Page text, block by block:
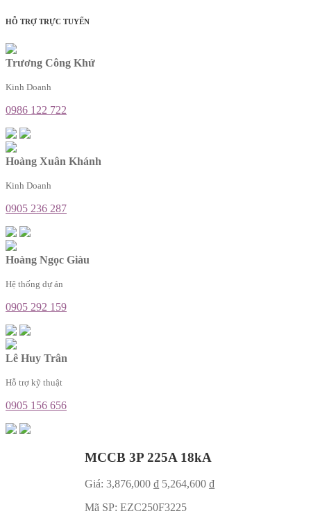
HỖ TRỢ TRỰC TUYẾN
Trương Công Khứ
Kinh Doanh
0986 122 722
Hoàng Xuân Khánh
Kinh Doanh
0905 236 287
Hoàng Ngọc Giàu
Hệ thống dự án
0905 292 159
Lê Huy Trân
Hỗ trợ kỹ thuật
0905 156 656
MCCB 3P 225A 18kA
Giá: 3,876,000 ₫ 5,264,600 ₫
Mã SP: EZC250F3225